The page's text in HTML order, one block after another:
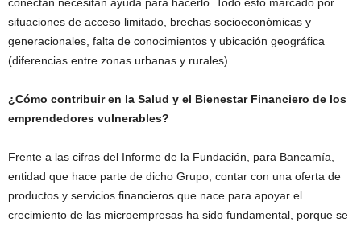
situaciones de acceso limitado, brechas socioeconómicas y
generacionales, falta de conocimientos y ubicación geográfica
(diferencias entre zonas urbanas y rurales).
¿Cómo contribuir en la Salud y el Bienestar Financiero de los
emprendedores vulnerables?
Frente a las cifras del Informe de la Fundación, para Bancamía,
entidad que hace parte de dicho Grupo, contar con una oferta de
productos y servicios financieros que nace para apoyar el
crecimiento de las microempresas ha sido fundamental, porque se